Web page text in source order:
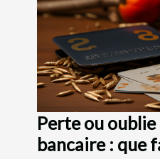
Perte ou
bancaire : que